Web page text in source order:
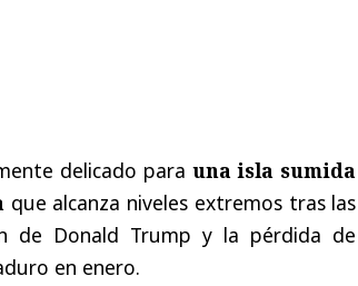
delicado para una isla sumida
que alcanza niveles extremos tras las
de Donald Trump y la pérdida de
en enero.